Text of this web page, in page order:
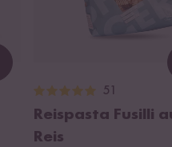
51
Reispasta Fusilli
Reis